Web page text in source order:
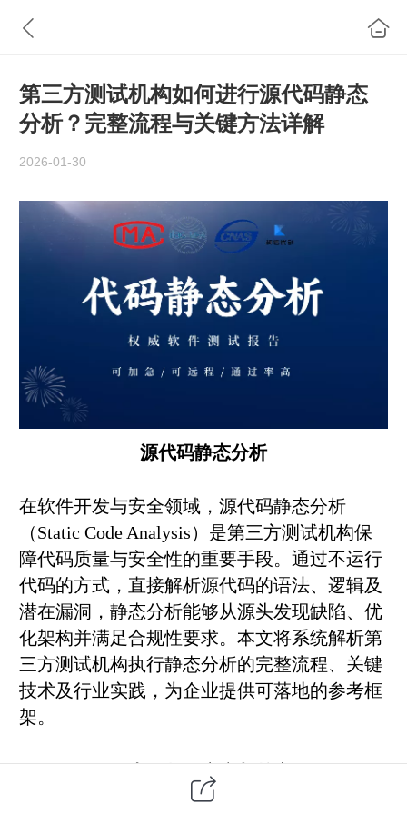
第三方测试机构如何进行源代码静态
分析？完整流程与关键方法详解
2026-01-30
源代码静态分析
在软件开发与安全领域，源代码静态分析
（Static Code Analysis）是第三方测试机构保
障代码质量与安全性的重要手段。通过不运行
代码的方式，直接解析源代码的语法、逻辑及
潜在漏洞，静态分析能够从源头发现缺陷、优
化架构并满足合规性要求。本文将系统解析第
三方测试机构执行静态分析的完整流程、关键
技术及行业实践，为企业提供可落地的参考框
架。
一、源代码静态分析的定义与核心价值